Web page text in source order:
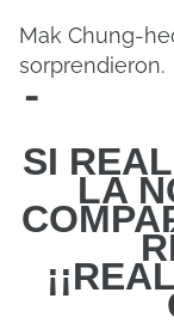
Mak Chung-
sorprendieron.
-
SI
LA